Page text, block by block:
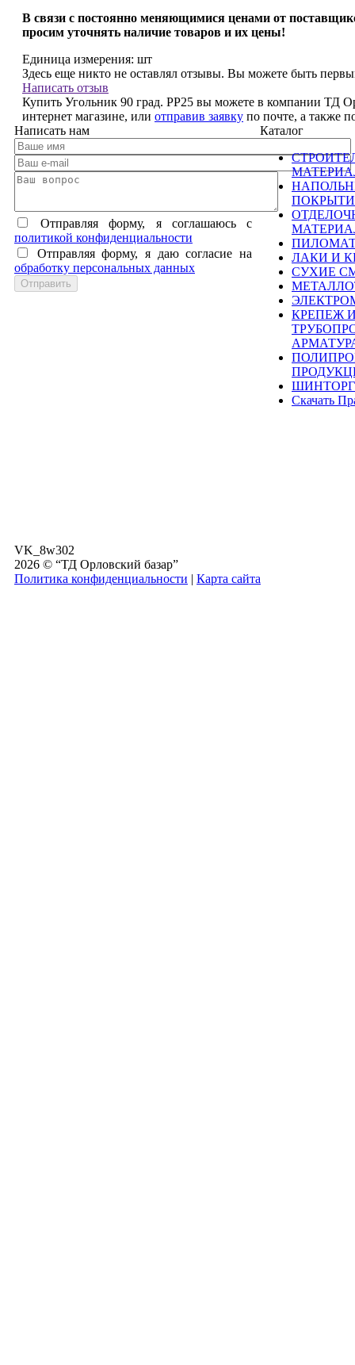
В связи с постоянно меняющимися ценами от
просим уточнять наличие товаров и их цены!
Единица измерения: шт
Здесь еще никто не оставлял отзывы. Вы можете быть
Написать отзыв
Купить Угольник 90 град. РР25 вы можете в компании ТД
интернет магазине, или отправив заявку по почте, а также
Написать нам
Отправляя форму, я соглашаюсь c
политикой конфиденциальности
Отправляя форму, я даю согласие на
обработку персональных данных
Каталог
ЛАКИ И
СУХИЕ
КРЕПЕЖ
ШИНТОРГ
Скачать
VK_8w302
2026 © “ТД Орловский базар”
Политика конфиденциальности | Карта сайта